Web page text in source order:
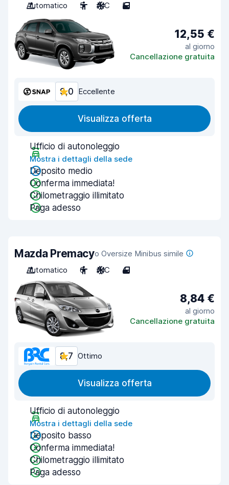
Automatico
5 A/C 5
12,55 €
al giorno
Cancellazione gratuita
9,0 Eccellente
Visualizza offerta
Ufficio di autonoleggio
Mostra i dettagli della sede
Deposito medio
Conferma immediata!
Chilometraggio illimitato
Paga adesso
Mazda Premacyo Oversize Minibus simile
Automatico
6 A/C 4
8,84 €
al giorno
Cancellazione gratuita
8,7 Ottimo
Visualizza offerta
Ufficio di autonoleggio
Mostra i dettagli della sede
Deposito basso
Conferma immediata!
Chilometraggio illimitato
Paga adesso